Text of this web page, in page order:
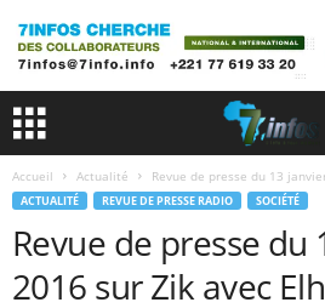
Accueil Actualité Revue de presse du 13
ACTUALITÉ REVUE DE PRESSE RADIO SOCIÉTÉ
Revue de presse du
2016 sur Zik avec